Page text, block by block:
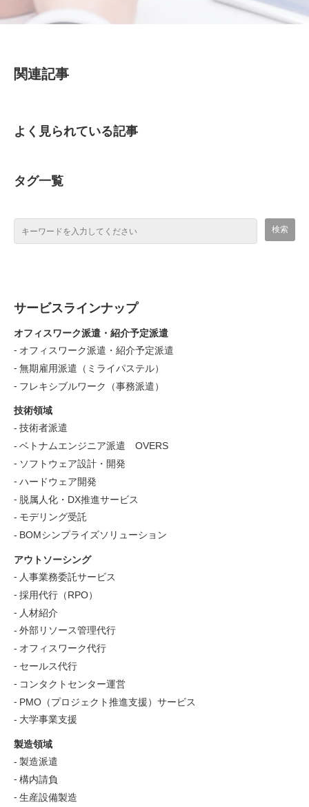
関連記事
よく見られている記事
タグ一覧
サービスラインナップ
オフィスワーク派遣・紹介予定派遣
オフィスワーク派遣・紹介予定派遣
無期雇用派遣（ミライパステル）
フレキシブルワーク（事務派遣）
技術領域
技術者派遣
ベトナムエンジニア派遣 OVERS
ソフトウェア設計・開発
ハードウェア開発
脱属人化・DX推進サービス
モデリング受託
BOMシンプライズソリューション
アウトソーシング
人事業務委託サービス
採用代行（RPO）
人材紹介
外部リソース管理代行
オフィスワーク代行
セールス代行
コンタクトセンター運営
PMO（プロジェクト推進支援）サービス
大学事業支援
製造領域
製造派遣
構内請負
生産設備製造